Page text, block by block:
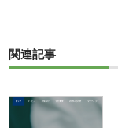
関連記事